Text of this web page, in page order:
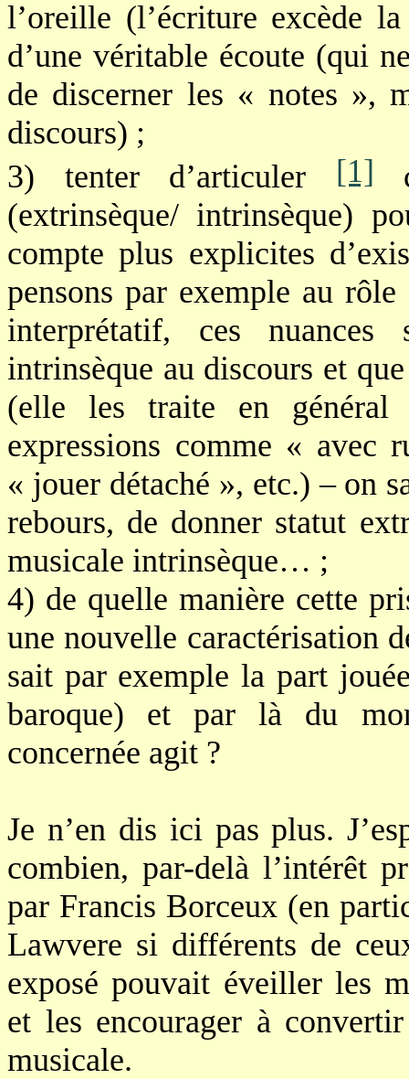
l’oreille (l’écriture excède
d’une véritable écoute (qui
de discerner les « notes »,
discours) ;
3) tenter d’articuler [1]
(extrinsèque/ intrinsèque)
compte plus explicites
pensons par exemple au
interprétatif, ces
intrinsèque au discours et
(elle les traite en général
expressions comme « avec
« jouer détaché », etc.) – on
rebours, de donner statut
musicale intrinsèque… ;
4) de quelle manière cette
une nouvelle caractérisation
sait par exemple la part
baroque) et par là du
concernée agit ?
Je n’en dis ici pas plus.
combien, par-delà l’intérêt
par Francis Borceux (en
Lawvere si différents de
exposé pouvait éveiller les
et les encourager à
musicale.